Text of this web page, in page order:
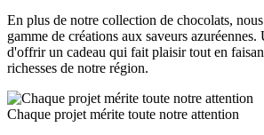
En plus de notre collection de chocolats,
gamme de créations aux saveurs
d'offrir un cadeau qui fait plaisir tout en
richesses de notre région.
Chaque projet mérite toute notre attention